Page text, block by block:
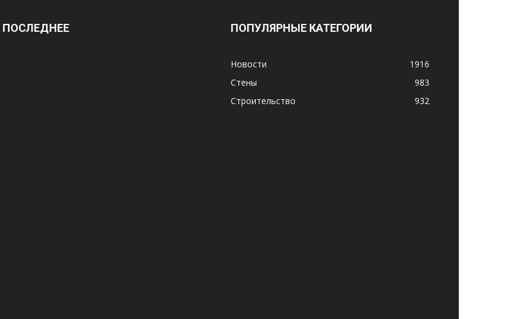
ПОСЛЕДНЕЕ ПОПУЛЯРНЫЕ КАТЕГОРИИ
Новости
1916
Стены
983
Строительство
932